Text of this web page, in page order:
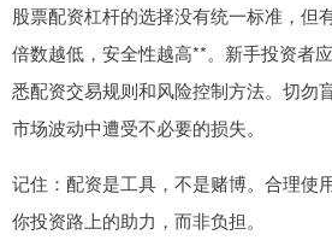
股票配资杠杆的选择没有统一标准，但
倍数越低，安全性越高**。新手投资者
悉配资交易规则和风险控制方法。切勿
市场波动中遭受不必要的损失。
记住：配资是工具，不是赌博。合理使
你投资路上的助力，而非负担。